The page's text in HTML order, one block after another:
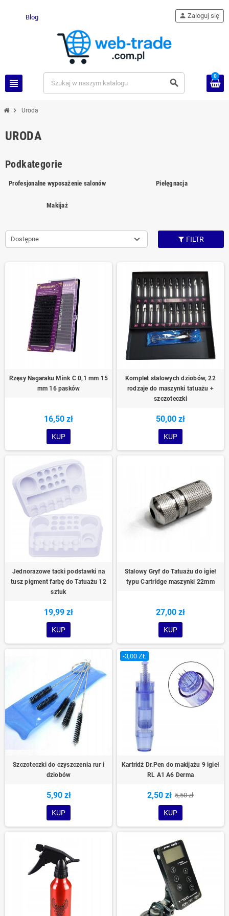
Blog
view_headline search
person Zaloguj się
0
chevron_right Uroda
URODA
Podkategorie
Profesjonalne wyposażenie salonów Pielęgnacja
Makijaż
Dostępne FILTR
Rzęsy Nagaraku Mink C 0,1 mm 15
mm 16 pasków
16,50 zł
KUP
Komplet stalowych dziobów, 22
rodzaje do maszynki tatuażu +
szczoteczki
50,00 zł
KUP
Jednorazowe tacki podstawki na
tusz pigment farbę do Tatuażu 12
sztuk
19,99 zł
KUP
Stalowy Gryf do Tatuażu do igieł
typu Cartridge maszynki 22mm
27,00 zł
KUP
Szczoteczki do czyszczenia rur i
dziobów
5,90 zł
KUP
-3,00 ZŁ
Kartridż Dr.Pen do makijażu 9 igieł
RL A1 A6 Derma
2,50 zł 5,50 zł
KUP